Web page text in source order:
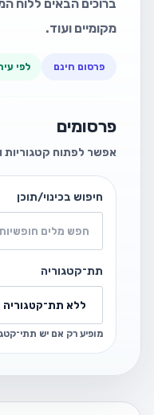
ברוכים הבאים ללוח
מקומיים ועוד.
פרסום חינם לפי
פרסומים
אפשר לפתוח קטגוריות
חיפוש בכינוי/תוכן
תת־קטגוריה
מופיע רק אם יש